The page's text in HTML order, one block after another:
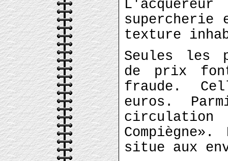
texture
Seules les
de prix
fraude.
euros.
circulation
situe aux